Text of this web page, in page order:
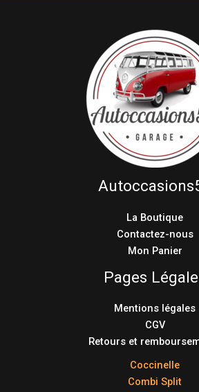
La Boutique
Contactez-nous
Mon Panier
Pages
Mentions légales
CGV
Retours et
Coccinelle
Combi Split